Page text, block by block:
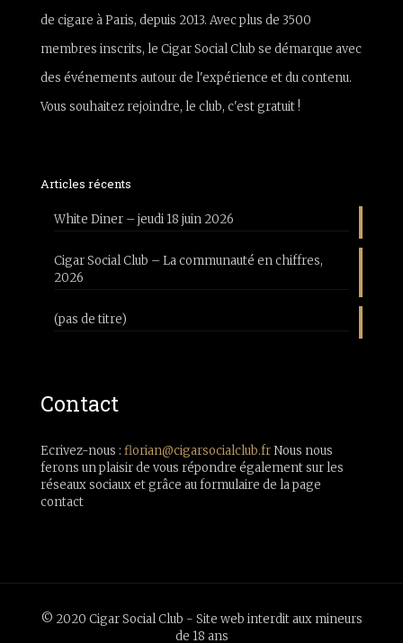
de cigare à Paris, depuis 2013. Avec plus de 3500
membres inscrits, le Cigar Social Club se démarque avec
des événements autour de l'expérience et du contenu.
Vous souhaitez rejoindre, le club, c'est gratuit !
Articles récents
White Diner – jeudi 18 juin 2026
Cigar Social Club – La communauté en chiffres,
2026
(pas de titre)
Contact
Ecrivez-nous : florian@cigarsocialclub.frNous nous
ferons un plaisir de vous répondre également sur les
réseaux sociaux et grâce au formulaire de la page
contact
© 2020 Cigar Social Club - Site web interdit aux mineurs
de 18 ans